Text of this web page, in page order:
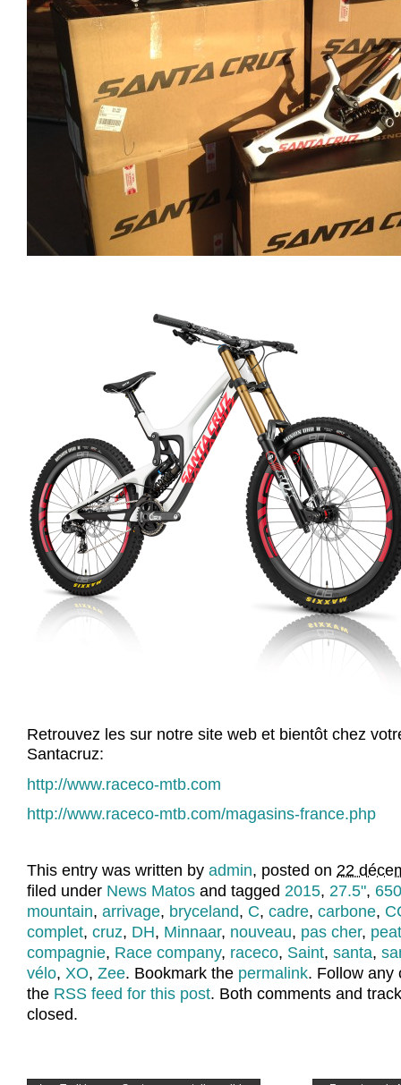
Retrouvez les sur notre site web et bientôt chez
Santacruz:
http://www.raceco-mtb.com
http://www.raceco-mtb.com/magasins-france.php
This entry was written by admin, posted on 22
filed under News Matos and tagged 2015, 27.5",
mountain, arrivage, bryceland, C, cadre, carbone,
complet, cruz, DH, Minnaar, nouveau, pas cher, peat
compagnie, Race company, raceco, Saint, santa,
vélo, XO, Zee. Bookmark the permalink. Follow any
the RSS feed for this post. Both comments and
closed.